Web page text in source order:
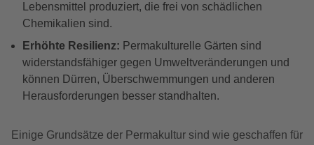
Lebensmittel produziert, die frei von schädlichen
Chemikalien sind.
Erhöhte Resilienz: Permakulturelle Gärten sind
widerstandsfähiger gegen Umweltveränderungen und
können Dürren, Überschwemmungen und anderen
Herausforderungen besser standhalten.
Einige Grundsätze der Permakultur sind wie geschaffen für